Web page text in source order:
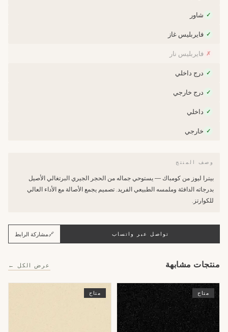
✓ شاور
✓ فايربليس غاز
✗ فايربليس نار
✓ درج داخلي
✓ درج خارجي
✓ داخلي
✓ خارجي
وصف المنتج
بيترا ليوز من كومباك — يستوحي جماله من الحجر الجيري البرتغالي الأصيل
بدرجاته الدافئة وملمسه الطبيعي الفريد. تصميم يجمع الأصالة مع الأداء العالي
للكوارتز.
تواصل عبر واتساب 🔗مشاركة الرابط
منتجات مشابهة عرض الكل ←
متاح متاح